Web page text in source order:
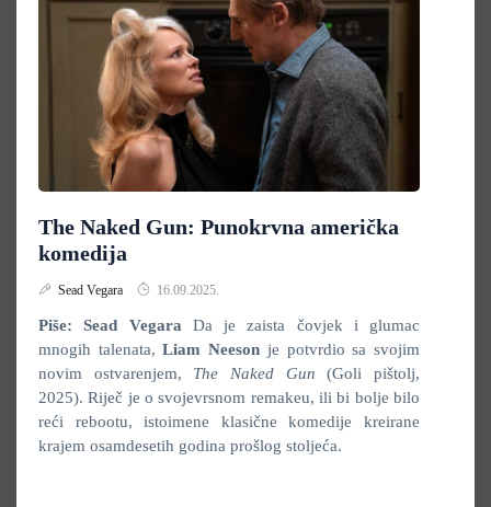
The Naked Gun: Punokrvna američka
komedija
Sead Vegara 16.09.2025.
Piše: Sead Vegara Da je zaista čovjek i glumac
mnogih talenata,Liam Neeson je potvrdio sa svojim
novim ostvarenjem, The Naked Gun(Goli pištolj,
2025). Riječ je o svojevrsnom remakeu, ili bi bolje bilo
reći rebootu, istoimene klasične komedije kreirane
krajem osamdesetih godina prošlog stoljeća.